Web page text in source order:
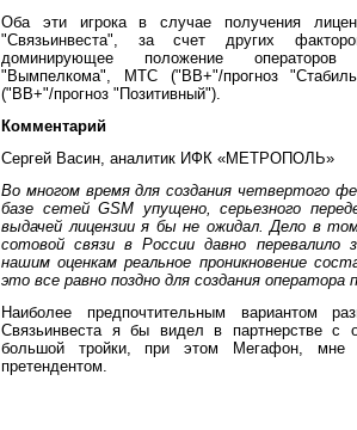
Оба эти игрока в случае получения
"Связьинвеста", за счет других
доминирующее положение
"Вымпелкома", МТС ("BB+"/прогноз
("BB+"/прогноз "Позитивный").
Комментарий
Сергей Васин, аналитик ИФК «МЕТРОПОЛЬ»
Во многом время для создания четвертого
базе сетей GSM упущено, серьезного
выдачей лицензии я бы не ожидал. Дело в
сотовой связи в России давно
нашим оценкам реальное проникновение
это все равно поздно для создания оператора
Наиболее предпочтительным вариантом
Связьинвеста я бы видел в партнерстве с
большой тройки, при этом Мегафон, мне
претендентом.